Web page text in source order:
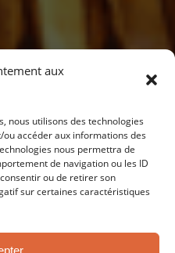
aux
nous utilisons des technologies
accéder aux informations des
nous permettra de
de navigation ou les ID
ou de retirer son
sur certaines caractéristiques